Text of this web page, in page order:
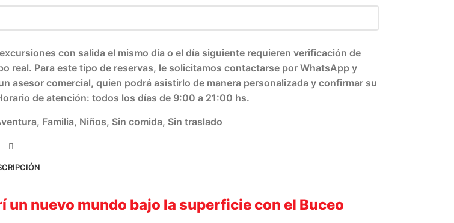
con salida el mismo día o el día siguiente requieren verificación de
real. Para este tipo de reservas, le solicitamos contactarse por WhatsApp y
asesor comercial, quien podrá asistirlo de manera personalizada y confirmar su
de atención: todos los días de 9:00 a 21:00 hs.
, Familia, Niños, Sin comida, Sin traslado
nuevo mundo bajo la superficie con el Buceo